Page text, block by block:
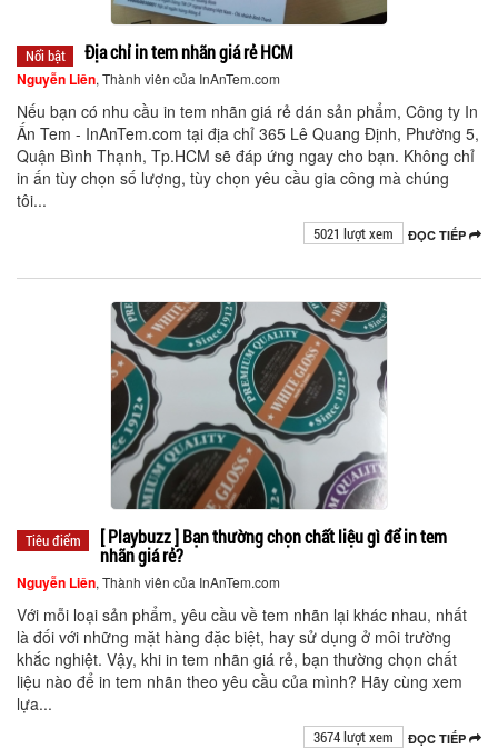
Nổi bật Địa chỉ in tem nhãn giá rẻ HCM
Nguyễn Liên, Thành viên của InAnTem.com
Nếu bạn có nhu cầu in tem nhãn giá rẻ dán sản phẩm, Công ty In
Ấn Tem - InAnTem.com tại địa chỉ 365 Lê Quang Định, Phường 5,
Quận Bình Thạnh, Tp.HCM sẽ đáp ứng ngay cho bạn. Không chỉ
in ấn tùy chọn số lượng, tùy chọn yêu cầu gia công mà chúng
tôi...
ĐỌC TIẾP
5021 lượt xem
Tiêu điểm
[ Playbuzz ] Bạn thường chọn chất liệu gì để in tem
nhãn giá rẻ?
Nguyễn Liên, Thành viên của InAnTem.com
Với mỗi loại sản phẩm, yêu cầu về tem nhãn lại khác nhau, nhất
là đối với những mặt hàng đặc biệt, hay sử dụng ở môi trường
khắc nghiệt. Vậy, khi in tem nhãn giá rẻ, bạn thường chọn chất
liệu nào để in tem nhãn theo yêu cầu của mình? Hãy cùng xem
lựa...
ĐỌC TIẾP
3674 lượt xem